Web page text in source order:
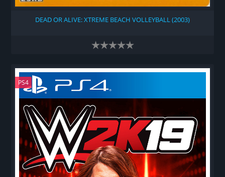
DEAD OR ALIVE: XTREME BEACH VOLLEYBALL (2003)
PS4